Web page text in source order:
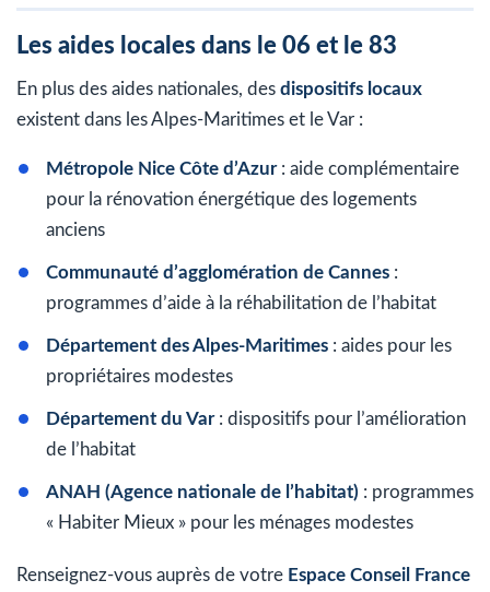
Les aides locales dans le 06 et le 83
En plus des aides nationales, des dispositifs locaux
existent dans les Alpes-Maritimes et le Var :
Métropole Nice Côte d’Azur: aide complémentaire
pour la rénovation énergétique des logements
anciens
Communauté d’agglomération de Cannes :
programmes d’aide à la réhabilitation de l’habitat
Département des Alpes-Maritimes : aides pour les
propriétaires modestes
Département du Var: dispositifs pour l’amélioration
de l’habitat
ANAH (Agence nationale de l’habitat) : programmes
« Habiter Mieux » pour les ménages modestes
Renseignez-vous auprès de votre Espace Conseil France